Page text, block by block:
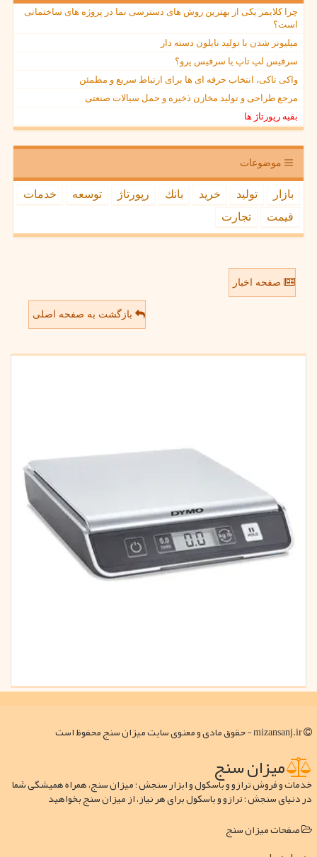
چرا کلایمر یکی از بهترین روش های دسترسی نما در پروژه های ساختمانی
است؟
میلیونر شدن با تولید نایلون دسته دار
سرفیس لپ تاپ یا سرفیس پرو؟
واکی تاکی، انتخاب حرفه ای ها برای ارتباط سریع و مطمئن
مرجع طراحی و تولید مخازن ذخیره و حمل سیالات صنعتی
بقیه رپورتاژ ها
موضوعات
بازار تولید خرید بانك رپورتاژ توسعه
خدمات
قیمت
تجارت
صفحه اخبار
بازگشت به صفحه اصلی
میزان سنج
خدمات و فروش ترازو و باسکول و ابزار سنجش ؛ میزان سنج، همراه همیشگی شما
در دنیای سنجش ؛ ترازو و باسکول برای هر نیاز، از میزان سنج بخواهید
صفحات میزان سنج